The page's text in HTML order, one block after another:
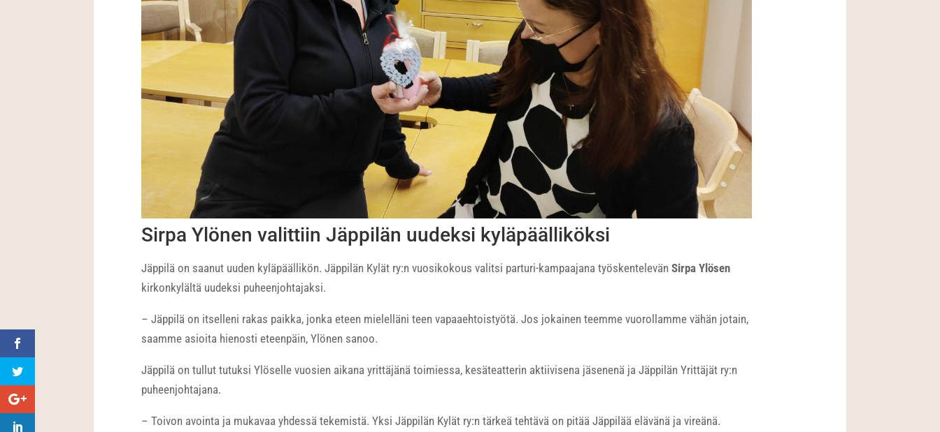
Sirpa Ylönen valittiin Jäppilän uudeksi kyläpäälliköksi
Jäppilä on saanut uuden kyläpäällikön. Jäppilän Kylät ry:n vuosikokous valitsi parturi-kampaajana työskentelevän Sirpa Ylösen
kirkonkylältä uudeksi puheenjohtajaksi.
– Jäppilä on itselleni rakas paikka, jonka eteen mielelläni teen vapaaehtoistyötä. Jos jokainen teemme vuorollamme vähän jotain,
saamme asioita hienosti eteenpäin, Ylönen sanoo.
Jäppilä on tullut tutuksi Ylöselle vuosien aikana yrittäjänä toimiessa, kesäteatterin aktiivisena jäsenenä ja Jäppilän Yrittäjät ry:n
puheenjohtajana.
– Toivon avointa ja mukavaa yhdessä tekemistä. Yksi Jäppilän Kylät ry:n tärkeä tehtävä on pitää Jäppilää elävänä ja vireänä.